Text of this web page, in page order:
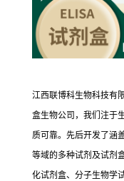
江西联博科生物科技有
盒生物公司，我们注于
质可靠。先后开发了涵
等域的多种试剂及试剂
化试剂盒、分子生物学